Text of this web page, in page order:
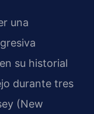
una
su historial
durante tres
(New